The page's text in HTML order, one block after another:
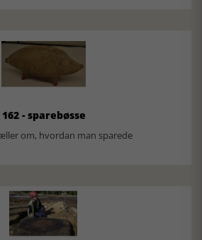
- sparebøsse
om, hvordan man sparede